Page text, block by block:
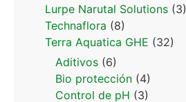
Lurpe Narutal Solutions (3)
Technaflora (8)
Terra Aquatica GHE (32)
Aditivos (6)
Bio protección (4)
Control de pH (3)